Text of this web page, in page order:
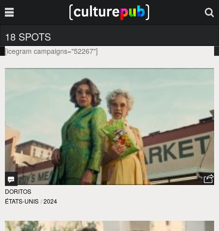
18 SPOTS
[icegram campaigns="52267"]
DORITOS
ÉTATS-UNIS / 2024